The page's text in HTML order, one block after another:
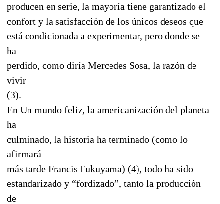
producen en serie, la mayoría tiene garantizado el
confort y la satisfacción de los únicos deseos que
está condicionada a experimentar, pero donde se
ha
perdido, como diría Mercedes Sosa, la razón de
vivir
(3).
En Un mundo feliz, la americanización del planeta
ha
culminado, la historia ha terminado (como lo
afirmará
más tarde Francis Fukuyama) (4), todo ha sido
estandarizado y “fordizado”, tanto la producción
de